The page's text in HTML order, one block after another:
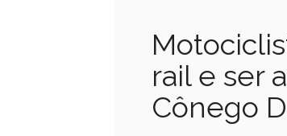
rail e ser
Cônego